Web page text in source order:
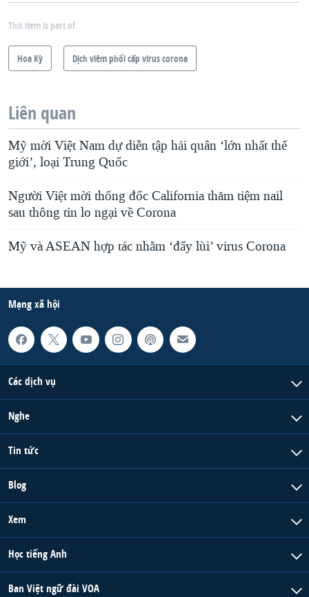
This item is part of
Hoa Kỳ Dịch viêm phổi cấp virus corona
Liên quan
Mỹ mời Việt Nam dự diễn tập hải quân ‘lớn nhất thế
giới’, loại Trung Quốc
Người Việt mời thống đốc California thăm tiệm nail
sau thông tin lo ngại về Corona
Mỹ và ASEAN hợp tác nhằm ‘đẩy lùi’ virus Corona
Mạng xã hội
Các dịch vụ
Nghe
Tin tức
Blog
Xem
Học tiếng Anh
Ban Việt ngữ đài VOA